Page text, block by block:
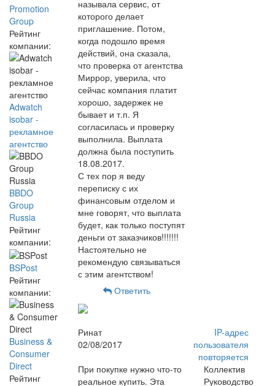
Promotion
Group
Рейтинг
компании:
Adwatch
isobar -
рекламное
агентство
BBDO
Group
Russia
Рейтинг
компании:
BSPost
Рейтинг
компании:
Business &
Consumer
Direct
Рейтинг
называла сервис, от
которого делает
приглашение. Потом,
когда подошло время
действий, она сказала,
что проверка от агентства
Миррор, уверила, что
сейчас компания платит
хорошо, задержек не
бывает и т.п. Я
согласилась и проверку
выполнила. Выплата
должна была поступить
18.08.2017.
С тех пор я веду
переписку с их
финансовым отделом и
мне говорят, что выплата
будет, как только поступят
деньги от заказчиков!!!!!!!
Настоятельно не
рекомендую связываться
с этим агентством!
Ответить
Ринат
02/08/2017
IP-адрес
пользователя
повторяется
При покупке нужно что-то
реальное купить. Эта
Коллектив
Руководство